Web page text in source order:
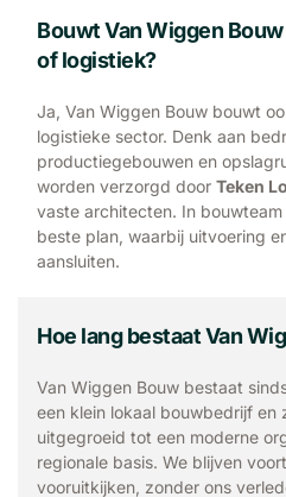
Bouwt Van Wiggen
of logistiek?
Ja, Van Wiggen Bouw bouwt
logistieke sector. Denk aan
productiegebouwen en
worden verzorgd door Teken
vaste architecten. In
beste plan, waarbij uitvoering
aansluiten.
Hoe lang bestaat Van
Van Wiggen Bouw bestaat
een klein lokaal bouwbedrijf en
uitgegroeid tot een moderne
regionale basis. We blijven
vooruitkijken, zonder ons